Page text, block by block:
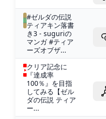
#ゼルダの伝説
ティアキン落書
き3 - suguriの
マンガ #ティア
ーズオブザ...
クリア記念に
『達成率
100％』を目指
してみる【ゼル
ダの伝説 ティア
ー...